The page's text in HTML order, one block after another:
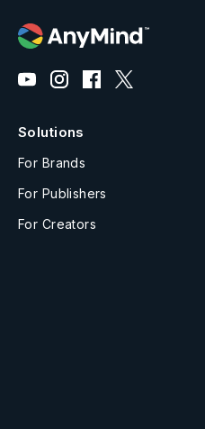
Solutions
For Brands
For Publishers
For Creators